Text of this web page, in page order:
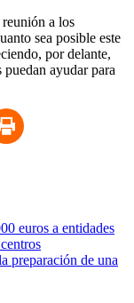
a los
sea posible este
por delante,
ayudar para
euros a entidades
preparación de una